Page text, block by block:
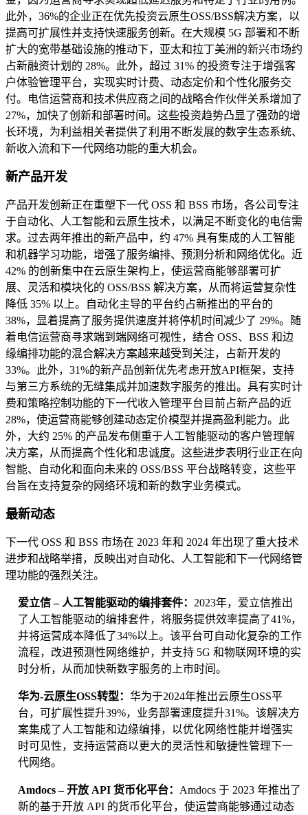
此外，36%的企业正在优先投资云原生OSS/BSS解决方案，以
提高可扩展性并支持快速服务创新。在大规模 5G 部署和不断
扩大的宽带基础设施的推动下，亚太和拉丁美洲的新兴市场约
占新融资计划的 28%。此外，超过 31% 的投资专注于增强客
户体验管理平台，实现实时计费、动态定价和个性化服务交
付。电信运营商和技术供应商之间的战略合作伙伴关系增加了
27%，加快了创新和部署时间。这些投资趋势凸显了强劲的增
长环境，为利益相关者提供了利用不断发展的数字生态系统、
新收入流和下一代网络功能的重大机会。
新产品开发
产品开发创新正在重塑下一代 OSS 和 BSS 市场，各公司专注
于自动化、人工智能和云原生技术，以满足不断变化的电信需
求。过去两年推出的新产品中，约 47% 具有集成的人工智能
和机器学习功能，增强了服务编排、预测分析和网络优化。近
42% 的创新集中在云原生架构上，使运营商能够部署可扩
展、灵活和模块化的 OSS/BSS 解决方案，从而将运营复杂性
降低 35% 以上。自动化主导的平台约占新推出的平台的
38%，显着提高了服务提供速度并将停机时间减少了 29%。随
着电信运营商寻求端到端网络可视性，结合 OSS、BSS 和边
缘编排功能的混合解决方案越来越受到关注，占新开发的
33%。此外，31%的新产品创新优先考虑开放API框架，支持
与第三方系统的无缝集成并加速数字服务的推出。具有实时计
费和策略控制功能的下一代收入管理平台目前占新产品的近
28%，使运营商能够创建动态定价模型并提高盈利能力。此
外，大约 25% 的产品发布侧重于人工智能驱动的客户管理解
决方案，从而提高个性化和忠诚度。这些进步表明行业正在向
智能、自动化和面向未来的 OSS/BSS 平台战略转变，这些平
台旨在支持复杂的网络环境和新的数字业务模式。
最新动态
下一代 OSS 和 BSS 市场在 2023 年和 2024 年出现了重大技术
进步和战略举措，反映出对自动化、人工智能和下一代网络管
理功能的强烈关注。
爱立信 – 人工智能驱动的编排套件： 2023年，爱立信推出
了人工智能驱动的编排套件，将服务提供效率提高了41%，
并将运营成本降低了34%以上。该平台可自动化复杂的工作
流程，改进预测性网络维护，并支持 5G 和物联网环境的实
时分析，从而加快新数字服务的上市时间。
华为-云原生OSS转型： 华为于2024年推出云原生OSS平
台，可扩展性提升39%，业务部署速度提升31%。该解决方
案集成了人工智能和边缘编排，以优化网络性能并增强实
时可见性，支持运营商以更大的灵活性和敏捷性管理下一
代网络。
Amdocs – 开放 API 货币化平台： Amdocs 于 2023 年推出了
新的基于开放 API 的货币化平台，使运营商能够通过动态